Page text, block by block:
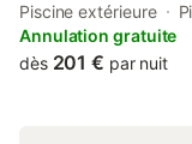
conditioning. This
garden, barbecue
Piscine extérieure
Annulation gratuite
dès 201 € par nuit